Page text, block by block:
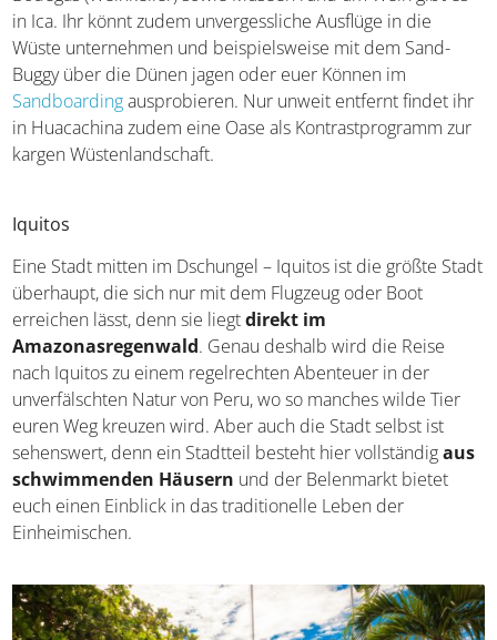
Sanddünen, gleichzeitig aber das Zentrum des
peruanischen Weinanbaus. Dementsprechend viele
Bodegas (Weinkeller) sowie Museen rund um Wein gibt
es in Ica. Ihr könnt zudem unvergessliche Ausflüge in die
Wüste unternehmen und beispielsweise mit dem Sand-
Buggy über die Dünen jagen oder euer Können im
ihr in Huacachina zudem eine Oase als
Kontrastprogramm zur kargen Wüstenlandschaft.
Iquitos
Eine Stadt mitten im Dschungel – Iquitos ist die größte
Stadt überhaupt, die sich nur mit dem Flugzeug oder
Boot erreichen lässt, denn sie liegtdirekt im
Amazonasregenwald. Genau deshalb wird die Reise
nach Iquitos zu einem regelrechten Abenteuer in der
unverfälschten Natur von Peru, wo so manches wilde Tier
euren Weg kreuzen wird. Aber auch die Stadt selbst ist
sehenswert, denn ein Stadtteil besteht hier vollständig
bietet euch einen Einblick in das traditionelle Leben der
Einheimischen.